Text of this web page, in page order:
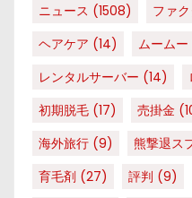
ニュース (1508) ファ
ヘアケア (14) ムーム
レンタルサーバー (14)
初期脱毛 (17) 売掛金
海外旅行 (9) 熊撃退ス
育毛剤 (27) 評判 (9)